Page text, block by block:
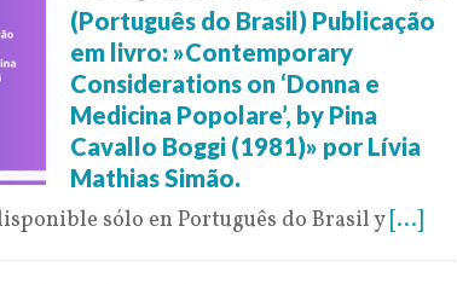
(Português do Brasil) Publicação
em livro: »Contemporary
Considerations on ‘Donna e
Medicina Popolare’, by Pina
Cavallo Boggi (1981)» por Lívia
Mathias Simão.
sólo en Português do Brasil y [...]